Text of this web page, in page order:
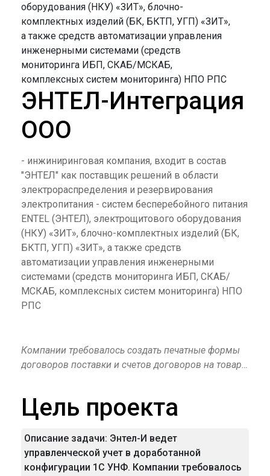
ЭНТЕЛ-Интеграция
ООО
- инжиниринговая компания, входит в состав
"ЭНТЕЛ" как поставщик решений в области
электрораспределения и резервирования
электропитания - систем бесперебойного питания
ENTEL (ЭНТЕЛ), электрощитового оборудования
(НКУ) «ЗИТ», блочно-комплектных изделий (БК,
БКТП, УГП) «ЗИТ», а также средств
автоматизации управления инженерными
системами (средств мониторинга ИБП, СКАБ/
МСКАБ, комплексных систем мониторинга) НПО
РПС
Компании требовалось создать печатные формы
договоров поставки и счетов договоров на товары
Цель проекта
Описание задачи: Энтел-И ведет
управленческой учет в доработанной
конфигурации 1С УНФ. Компании требовалось